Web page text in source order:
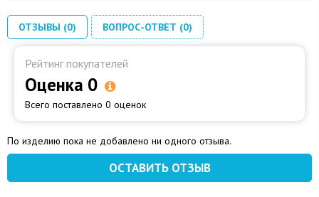
ОТЗЫВЫ (0) ВОПРОС-ОТВЕТ (0)
Рейтинг покупателей
Оценка 0
Всего поставлено 0 оценок
По изделию пока не добавлено ни одного отзыва.
ОСТАВИТЬ ОТЗЫВ